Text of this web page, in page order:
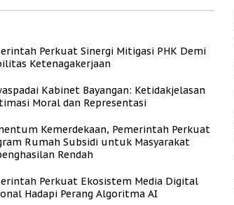
Perkuat Sinergi Mitigasi PHK Demi
Ketenagakerjaan
Kabinet Bayangan: Ketidakjelasan
Moral dan Representasi
Kemerdekaan, Pemerintah Perkuat
Rumah Subsidi untuk Masyarakat
Rendah
Perkuat Ekosistem Media Digital
Hadapi Perang Algoritma AI